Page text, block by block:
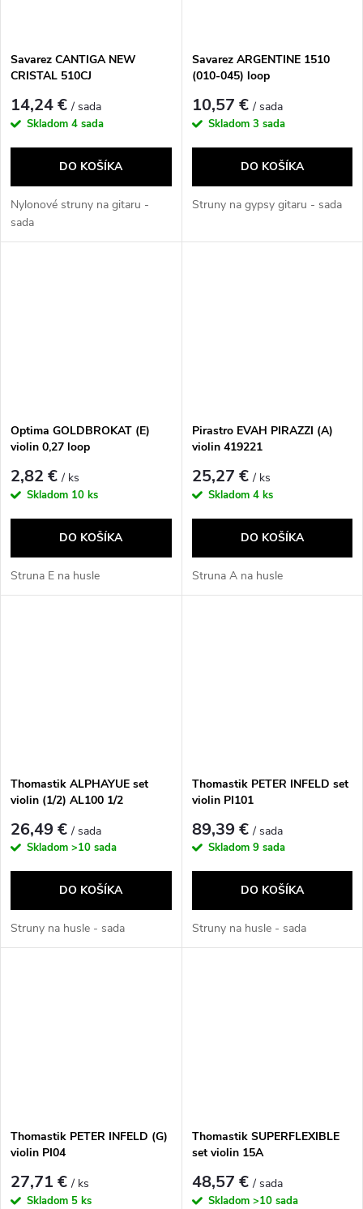
Savarez CANTIGA NEW
CRISTAL 510CJ
14,24 €/ sada
Skladom 4 sada
DO KOŠÍKA
Nylonové struny na gitaru -
sada
Savarez ARGENTINE 1510
(010-045) loop
10,57 €/ sada
Skladom 3 sada
DO KOŠÍKA
Struny na gypsy gitaru - sada
Optima GOLDBROKAT (E)
violin 0,27 loop
2,82 €/ ks
Skladom 10 ks
DO KOŠÍKA
Struna E na husle
Pirastro EVAH PIRAZZI (A)
violin 419221
25,27 €/ ks
Skladom 4 ks
DO KOŠÍKA
Struna A na husle
Thomastik ALPHAYUE set
violin (1/2) AL100 1/2
26,49 €/ sada
Skladom >10 sada
DO KOŠÍKA
Struny na husle - sada
Thomastik PETER INFELD set
violin PI101
89,39 €/ sada
Skladom 9 sada
DO KOŠÍKA
Struny na husle - sada
Thomastik PETER INFELD (G)
violin PI04
27,71 €/ ks
Skladom 5 ks
Thomastik SUPERFLEXIBLE
set violin 15A
48,57 €/ sada
Skladom >10 sada